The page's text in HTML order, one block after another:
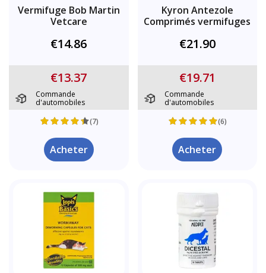
Vermifuge Bob Martin
Vetcare
€14.86
€13.37
Commande
d'automobiles
(7)
Acheter
Kyron Antezole
Comprimés vermifuges
€21.90
€19.71
Commande
d'automobiles
(6)
Acheter